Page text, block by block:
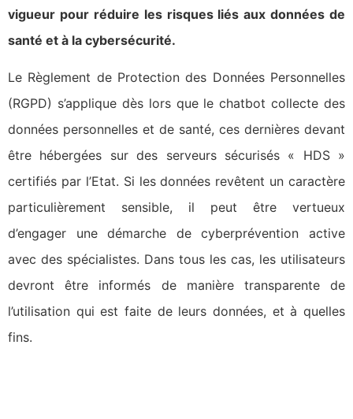
vigueur pour réduire les risques liés aux données de
santé et à la cybersécurité.
Le Règlement de Protection des Données Personnelles
(RGPD) s’applique dès lors que le chatbot collecte des
données personnelles et de santé, ces dernières devant
être hébergées sur des serveurs sécurisés « HDS »
certifiés par l’Etat. Si les données revêtent un caractère
particulièrement sensible, il peut être vertueux
d’engager une démarche de cyberprévention active
avec des spécialistes. Dans tous les cas, les utilisateurs
devront être informés de manière transparente de
l’utilisation qui est faite de leurs données, et à quelles
fins.